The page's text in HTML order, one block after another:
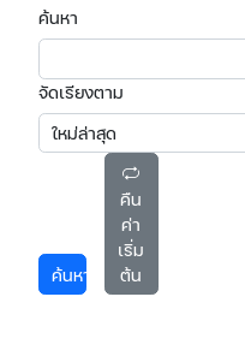
ค้นหา
จัดเรียงตาม
ค้นหา
คืน
ค่า
เริ่ม
ต้น